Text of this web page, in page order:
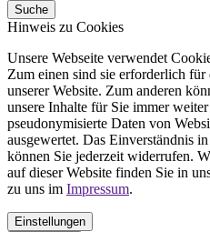
Suche
Hinweis zu Cookies
Unsere Webseite verwendet
Zum einen sind sie erforderlich
unserer Website. Zum anderen
unsere Inhalte für Sie immer
pseudonymisierte Daten von
ausgewertet. Das Einverständnis
können Sie jederzeit widerrufen.
auf dieser Website finden Sie in
zu uns im Impressum.
Einstellungen